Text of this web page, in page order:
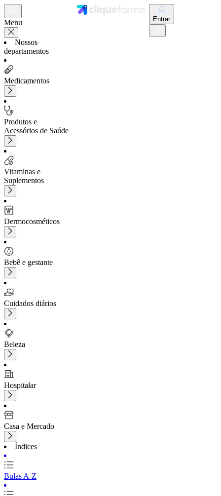
Menu
Nossos
departamentos
Medicamentos
Produtos e
Acessórios de Saúde
Vitaminas e
Suplementos
Dermocosméticos
Bebê e gestante
Cuidados diários
Beleza
Hospitalar
Casa e Mercado
Índices
Bulas A-Z
Entrar